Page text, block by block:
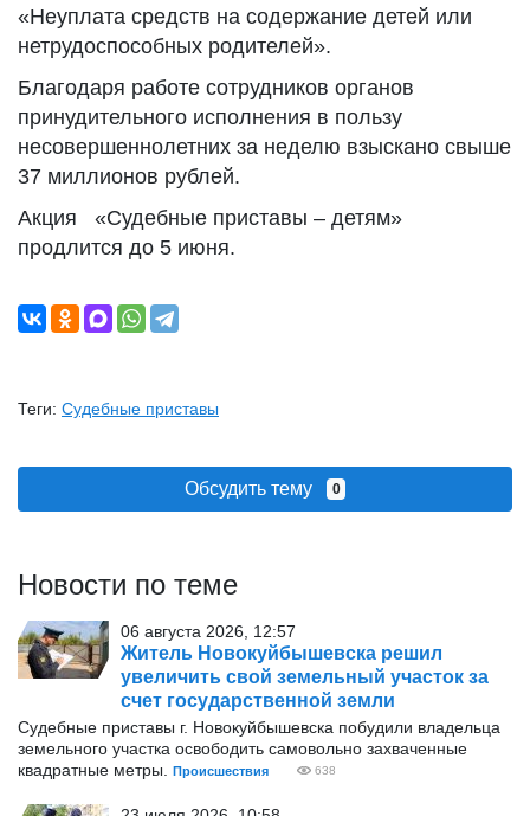
«Неуплата средств на содержание детей или
нетрудоспособных родителей».
Благодаря работе сотрудников органов
принудительного исполнения в пользу
несовершеннолетних за неделю взыскано свыше
37 миллионов рублей.
Акция «Судебные приставы – детям»
продлится до 5 июня.
Теги: Судебные приставы
Обсудить тему 0
Новости по теме
06 августа 2026, 12:57
Житель Новокуйбышевска решил
увеличить свой земельный участок за
счет государственной земли
Судебные приставы г. Новокуйбышевска побудили владельца
земельного участка освободить самовольно захваченные
квадратные метры.
Происшествия 638